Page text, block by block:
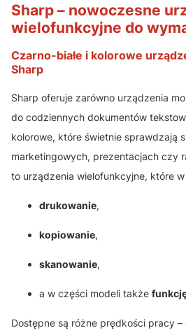
Sharp – nowoczesne
wielofunkcyjne do
Czarno-białe i kolorowe
Sharp
Sharp oferuje zarówno urządzenia
do codziennych dokumentów
kolorowe, które świetnie sprawdzają
marketingowych, prezentacjach czy
to urządzenia wielofunkcyjne, które
drukowanie,
kopiowanie,
skanowanie,
a w części modeli także
Dostępne są różne prędkości pracy